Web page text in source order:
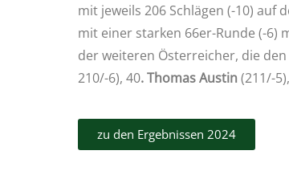
mit jeweils 206 Schlägen (-10) auf
mit einer starken 66er-Runde (-6)
der weiteren Österreicher, die
210/-6), 40. Thomas Austin (211/-
zu den Ergebnissen 2024